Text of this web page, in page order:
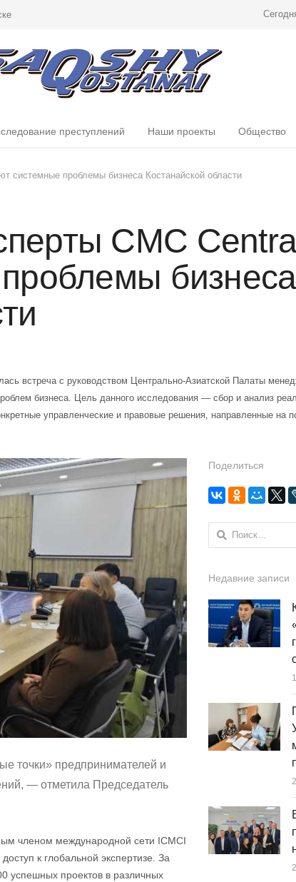
преступлений Наши проекты Общество
системные проблемы бизнеса Костанайской области
CMC
бизнеса
встреча с руководством Центрально-Азиатской Палаты
бизнеса. Цель данного исследования — сбор и анализ
управленческие и правовые решения, направленные на
точки» предпринимателей и
— отметила Председатель
членом международной сети ICMCI
к глобальной экспертизе. За
успешных проектов в различных
Поделиться
Найти:
Недавние записи